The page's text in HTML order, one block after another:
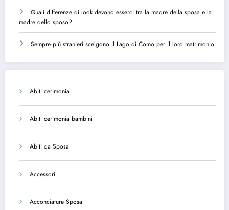
Quali differenze di look devono esserci tra la madre della sposa e la
madre dello sposo?
Sempre più stranieri scelgono il Lago di Como per il loro matrimonio
Abiti cerimonia
Abiti cerimonia bambini
Abiti da Sposa
Accessori
Acconciature Sposa